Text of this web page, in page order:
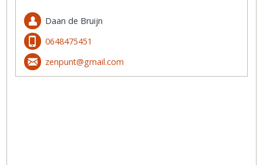
Daan de Bruijn
0648475451
zenpunt@gmail.com